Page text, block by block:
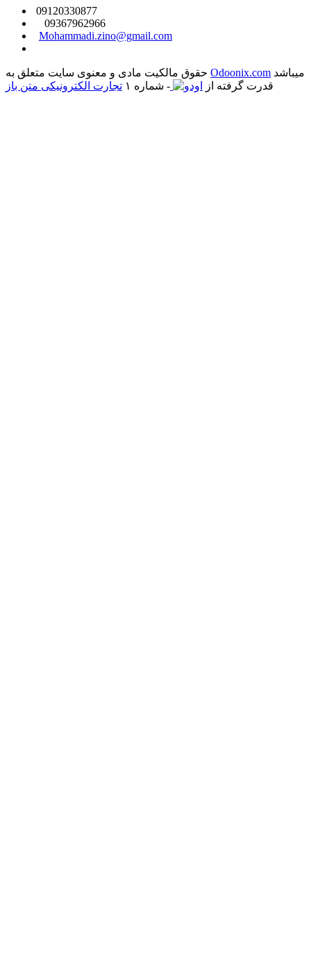
​09120330877
09367962966
Mohammadi.zino@gmail.com
Odoonix.com میباشد
قدرت گرفته از
- شماره ۱ تجارت الکترونیکی متن باز